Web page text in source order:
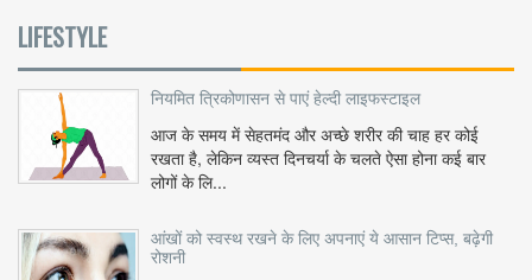
LIFESTYLE
नियमित त्रिकोणासन से पाएं हेल्दी लाइफस्टाइल
आज के समय में सेहतमंद और अच्छे शरीर की चाह हर कोई
रखता है, लेकिन व्यस्त दिनचर्या के चलते ऐसा होना कई बार
लोगों के लि...
आंखों को स्वस्थ रखने के लिए अपनाएं ये आसान टिप्स, बढ़ेगी
रोशनी